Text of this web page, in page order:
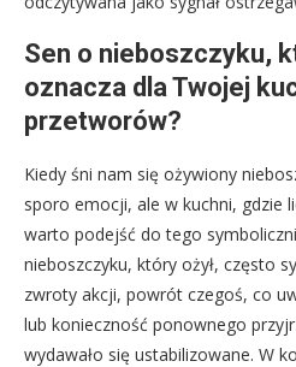
Sen o nieboszczyku,
oznacza dla Twojej
przetworów?
Kiedy śni nam się ożywiony
sporo emocji, ale w kuchni, gdzie
warto podejść do tego
nieboszczyku, który ożył, często
zwroty akcji, powrót czegoś, co
lub konieczność ponownego
wydawało się ustabilizowane. W